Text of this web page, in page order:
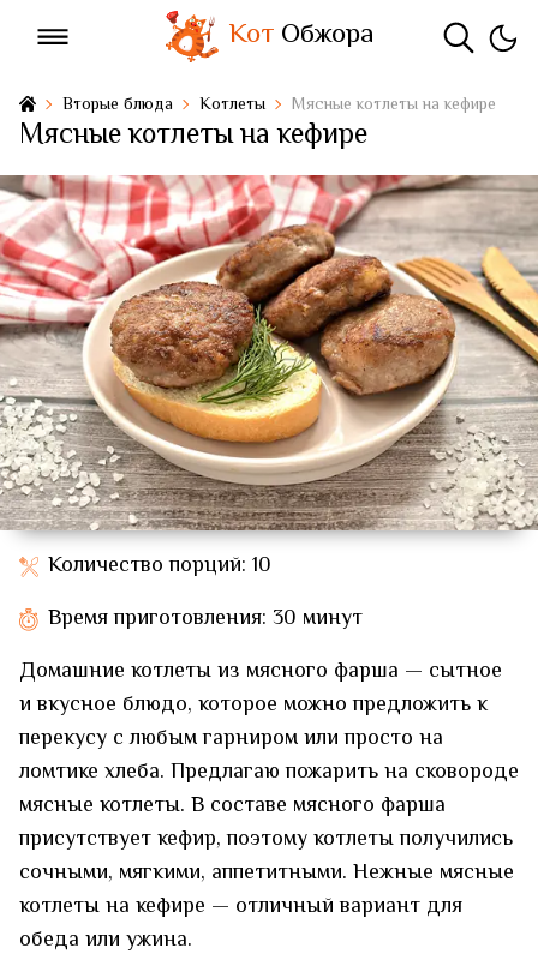
КотОбжора
Вторые блюда Котлеты Мясные котлеты на кефире
Мясные котлеты на кефире
Количество порций: 10
Время приготовления: 30 минут
Домашние котлеты из мясного фарша — сытное
и вкусное блюдо, которое можно предложить к
перекусу с любым гарниром или просто на
ломтике хлеба. Предлагаю пожарить на сковороде
мясные котлеты. В составе мясного фарша
присутствует кефир, поэтому котлеты получились
сочными, мягкими, аппетитными. Нежные мясные
котлеты на кефире — отличный вариант для
обеда или ужина.